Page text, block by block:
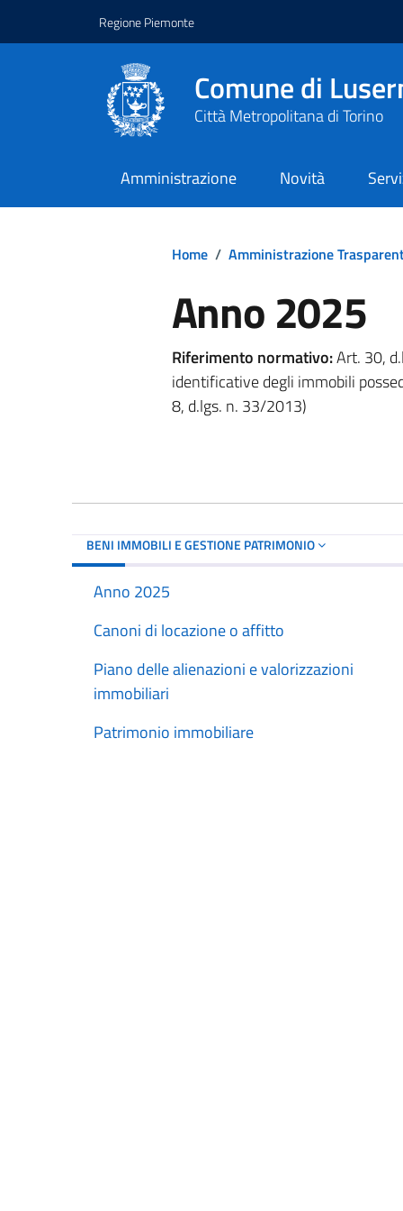
Regione Piemonte
Comune di
Città Metropolitana di Torino
Amministrazione Novità
Home / Amministrazione
Anno 2025
Riferimento normativo:Art. 30,
identificative degli immobili
8, d.lgs. n. 33/2013)
BENI IMMOBILI E GESTIONE PATRIMONIO
Anno 2025
Canoni di locazione o affitto
Piano delle alienazioni e valorizzazioni
immobiliari
Patrimonio immobiliare